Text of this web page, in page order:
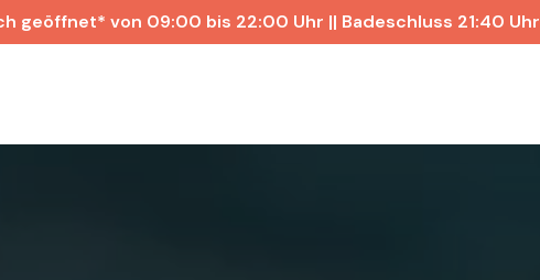
geöffnet* von 09:00 bis 22:00 Uhr || Badeschluss 21:40 Uhr